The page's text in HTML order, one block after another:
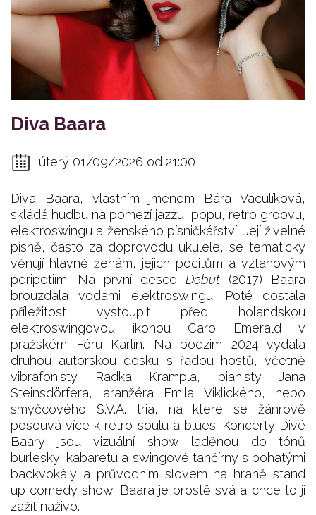
Diva Baara
úterý 01/09/2026 od 21:00
Diva Baara, vlastním jménem Bára Vaculíková,
skládá hudbu na pomezí jazzu, popu, retro groovu,
elektroswingu a ženského písničkářství. Její živelné
písně, často za doprovodu ukulele, se tematicky
věnují hlavně ženám, jejich pocitům a vztahovým
peripetiím. Na první desce Debut (2017) Baara
brouzdala vodami elektroswingu. Poté dostala
příležitost vystoupit před holandskou
elektroswingovou ikonou Caro Emerald v
pražském Fóru Karlín. Na podzim 2024 vydala
druhou autorskou desku s řadou hostů, včetně
vibrafonisty Radka Krampla, pianisty Jana
Steinsdörfera, aranžéra Emila Viklického, nebo
smyčcového S.V.A. tria, na které se žánrově
posouvá více k retro soulu a blues. Koncerty Divé
Baary jsou vizuální show laděnou do tónů
burlesky, kabaretu a swingové tančírny s bohatými
backvokály a průvodním slovem na hraně stand
up comedy show. Baara je prostě svá a chce to ji
zažít naživo.